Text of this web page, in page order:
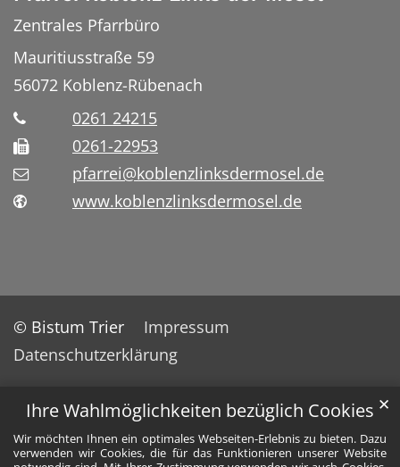
Ihre Wahlmöglichkeiten bezüglich Cookies
Wir möchten Ihnen ein optimales Webseiten-Erlebnis zu bieten. Dazu
verwenden wir Cookies, die für das Funktionieren unserer Website
✕
Zentrales Pfarrbüro
Mauritiusstraße 59
56072 Koblenz-Rübenach
0261 24215
0261-22953
pfarrei@koblenzlinksdermosel.de
www.koblenzlinksdermosel.de
© Bistum Trier
Impressum
Datenschutzerklärung